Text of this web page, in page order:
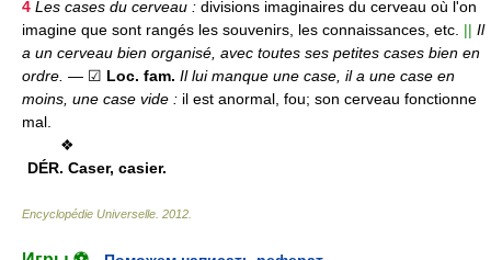
4 Les cases du cerveau : divisions imaginaires du cerveau où l'on
imagine que sont rangés les souvenirs, les connaissances, etc. || Il
a un cerveau bien organisé, avec toutes ses petites cases bien en
ordre. — ☑ Loc. fam. Il lui manque une case, il a une case en
moins, une case vide : il est anormal, fou; son cerveau fonctionne
mal.
❖
DÉR. Caser, casier.
Encyclopédie Universelle 2012